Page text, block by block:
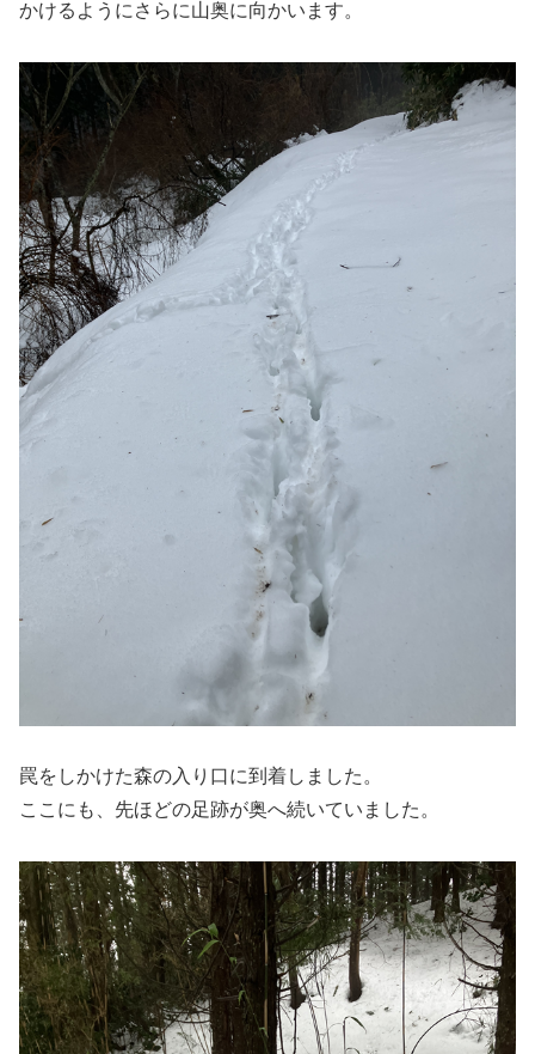
かけるようにさらに山奥に向かいます。
罠をしかけた森の入り口に到着しました。
ここにも、先ほどの足跡が奥へ続いていました。